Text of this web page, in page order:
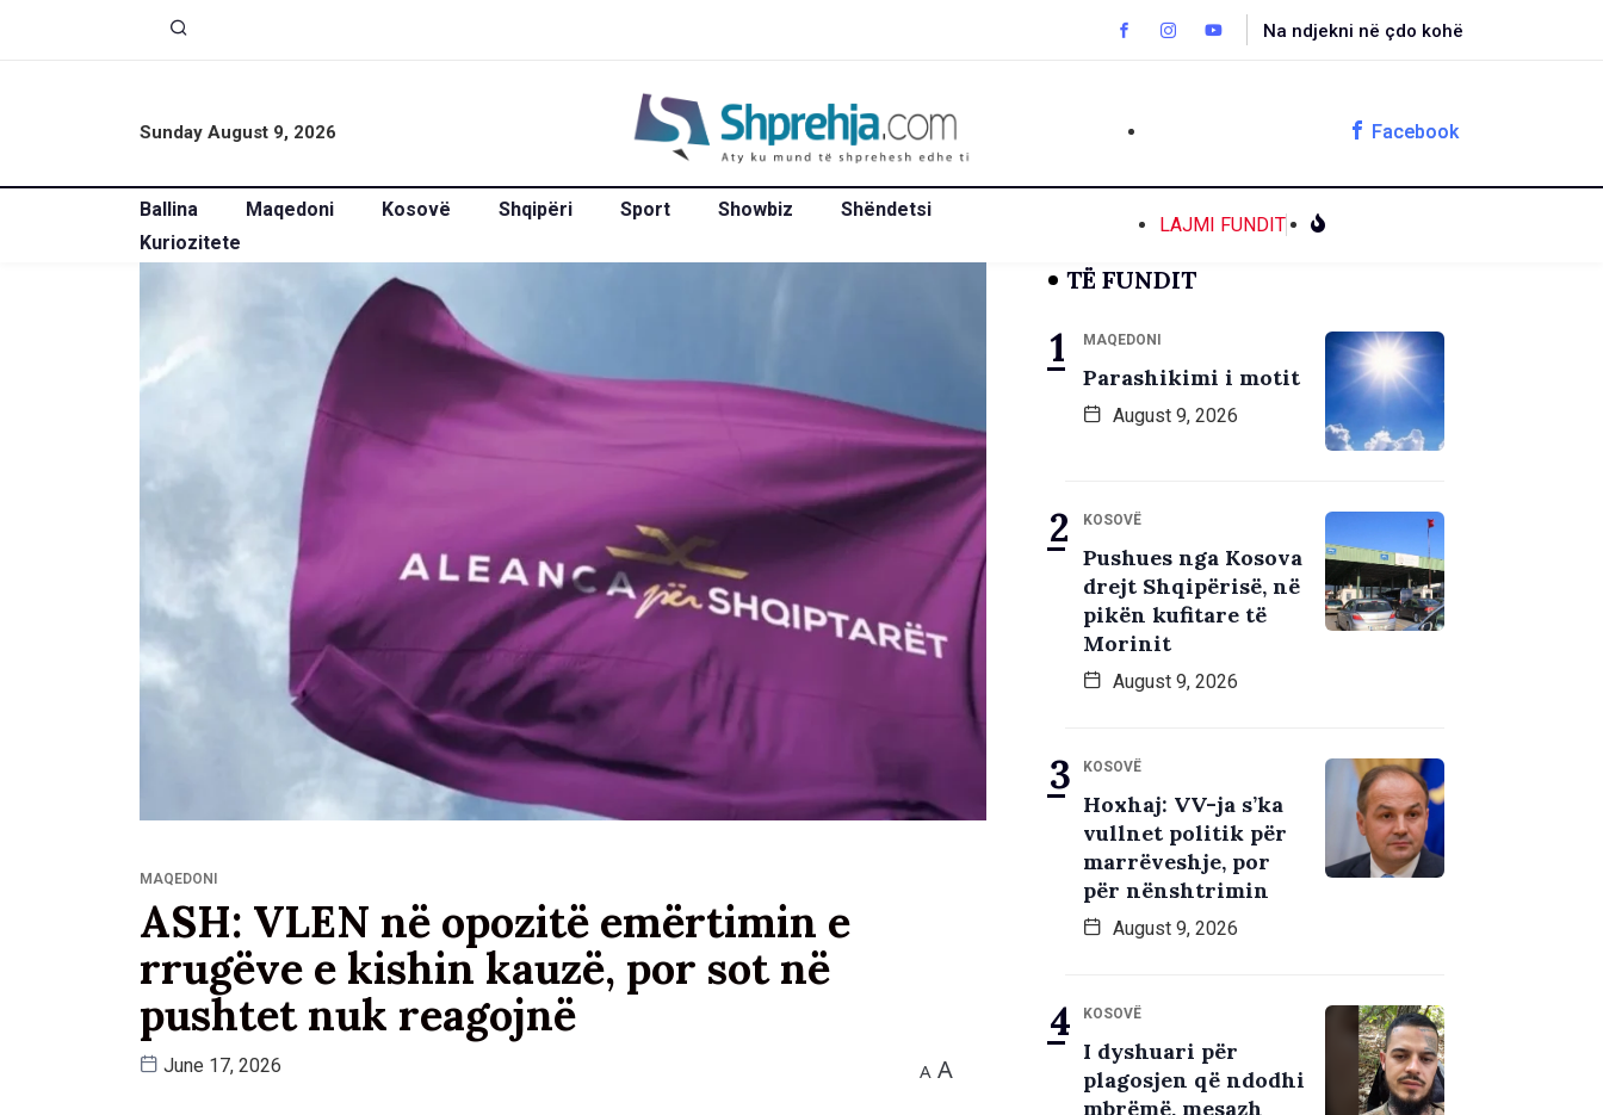
Na ndjekni në çdo kohë
Sunday August 9, 2026 Facebook
Ballina Maqedoni Kosovë Shqipëri Sport Showbiz
Shëndetsi
Kuriozitete
LAJMI FUNDIT
MAQEDONI
ASH: VLEN në opozitë emërtimin e
rrugëve e kishin kauzë, por sot në
pushtet nuk reagojnë
June 17, 2026 A A
TË FUNDIT
MAQEDONI
Parashikimi i motit
August 9, 2026
KOSOVË
Pushues nga Kosova
drejt Shqipërisë, në
pikën kufitare të
Morinit
August 9, 2026
KOSOVË
Hoxhaj: VV-ja s’ka
vullnet politik për
marrëveshje, por
për nënshtrimin
August 9, 2026
KOSOVË
I dyshuari për
plagosjen që ndodhi
mbrëmë, mesazh